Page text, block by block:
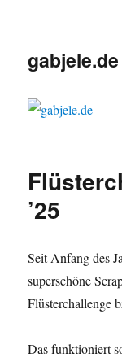
gabjele.de
’25
Seit Anfang des
superschöne
Flüsterchallenge
Das funktioniert